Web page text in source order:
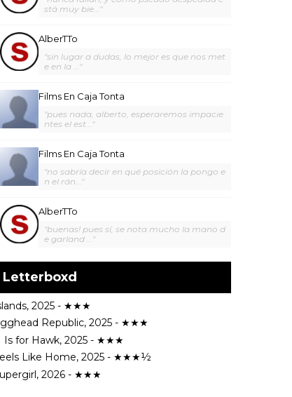
stá muy bie..."
AlberTTo
"sin lugar a dudas, lo mejor es que nos met
e en la ..."
Films En Caja Tonta
"pues nada, alberto, esperaremos impacie
ntes el est..."
Films En Caja Tonta
"no sabría decir en qué posición la pongo e
n el rán..."
AlberTTo
"buenas! pues sí, se nota mucho la mano d
e garland ..."
Letterboxd
2025 - ★★★
Republic, 2025 - ★★★
Is for Hawk, 2025 - ★★★
Like Home, 2025 - ★★★½
2026 - ★★★